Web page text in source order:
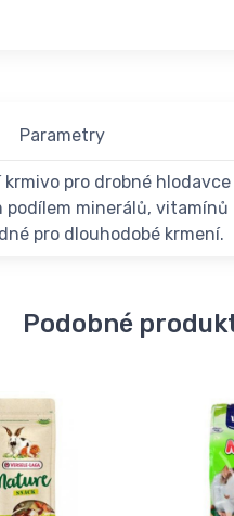
Parametry
krmivo pro drobné
podílem minerálů,
pro dlouhodobé krmení.
Podobné